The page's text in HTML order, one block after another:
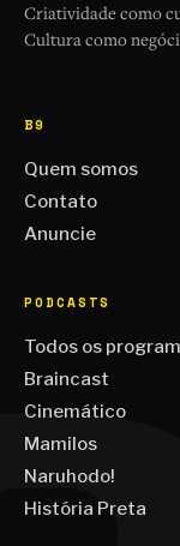
Criatividade como
Cultura como
B9
Quem somos
Contato
Anuncie
PODCASTS
Todos os
Braincast
Cinemático
Mamilos
Naruhodo!
História Preta